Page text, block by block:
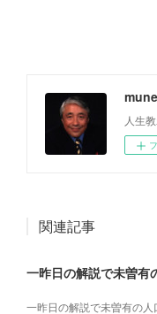
人生
関連記事
一昨日の解説で未曽有の